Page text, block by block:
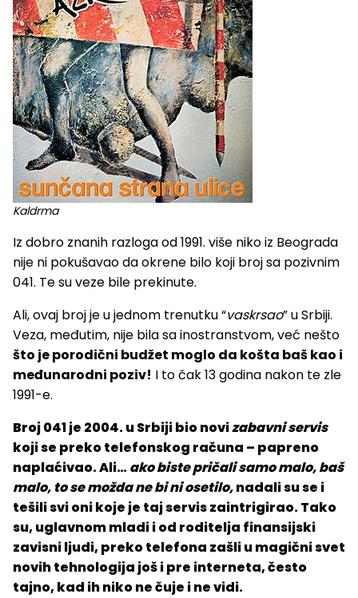
Kaldrma
Iz dobro znanih razloga od 1991. više niko iz Beograda
nije ni pokušavao da okrene bilo koji broj sa pozivnim
041. Te su veze bile prekinute.
Ali, ovaj broj je u jednom trenutku “vaskrsao” u Srbiji.
Veza, međutim, nije bila sa inostranstvom, već nešto
što je porodični budžet moglo da košta baš kao i
međunarodni poziv! I to čak 13 godina nakon te zle
1991-e.
Broj 041 je 2004. u Srbiji bio novizabavni servis
koji se preko telefonskog računa – papreno
naplaćivao. Ali…ako biste pričali samo malo, baš
malo, to se možda ne bi ni osetilo,nadali su se i
tešili svi oni koje je taj servis zaintrigirao. Tako
su, uglavnom mladi i od roditelja finansijski
zavisni ljudi, preko telefona zašli u magični svet
novih tehnologija još i pre interneta, često
tajno, kad ih niko ne čuje i ne vidi.